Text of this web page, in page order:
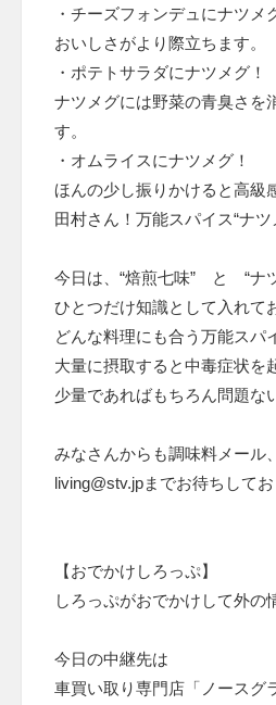
・チーズフォンデュにナツメ
おいしさがより際立ちます。
・ポテトサラダにナツメグ！
ナツメグには野菜の青臭さを
す。
・オムライスにナツメグ！
ほんの少し振りかけると高級
田村さん！万能スパイス“ナ
今日は、“焙煎七味” と “ナ
ひとつだけ知識として入れて
どんな料理にも合う万能スパ
大量に摂取すると中毒症状を
少量であればもちろん問題な
みなさんからも調味料メール
living@stv.jpまでお待ちしてお
【おでかけしろっぷ】
しろっぷがおでかけして外の
今日の中継先は
車買い取り専門店「ノースグ